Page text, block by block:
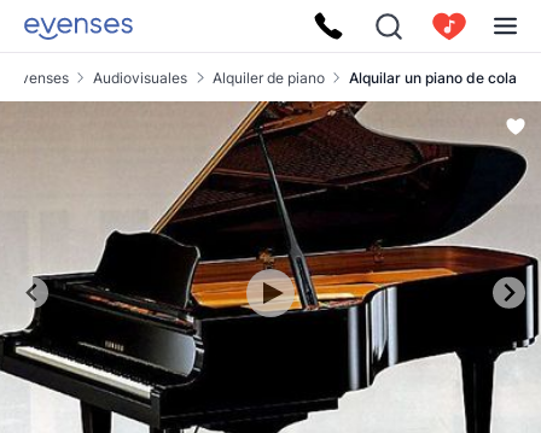
Evenses Audiovisuales Alquiler de piano Alquilar un piano de cola